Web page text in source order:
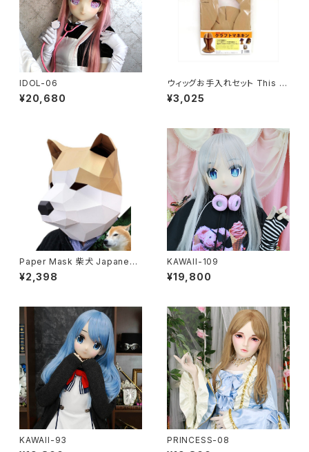
IDOL-06
¥20,680
ウィッグお手入れセット This it
em can not ship overseas
¥3,025
Paper Mask 柴犬 Japanese
dog
¥2,398
KAWAII-109
¥19,800
KAWAII-93 PRINCESS-08